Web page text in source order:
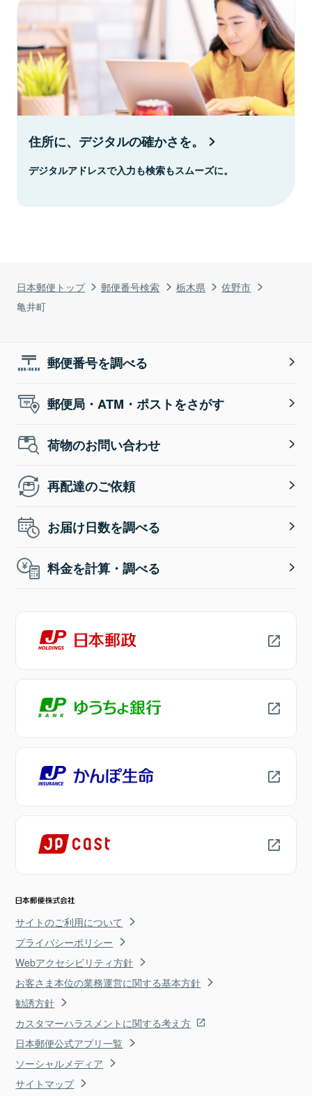
日本郵便トップ 郵便番号検索 栃木県
佐野市
亀井町
住所に、デジタルの確かさを。
デジタルアドレスで入力も検索もスムーズに。
郵便番号を調べる
郵便局・ATM・ポストをさがす
荷物のお問い合わせ
再配達のご依頼
お届け日数を調べる
料金を計算・調べる
サイトのご利用について
プライバシーポリシー
Webアクセシビリティ方針
お客さま本位の業務運営に関する基本方針
勧誘方針
カスタマーハラスメントに関する考え方
日本郵便公式アプリ一覧
ソーシャルメディア
サイトマップ